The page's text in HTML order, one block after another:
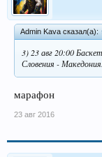
Admin Kava сказал(а):
3) 23 авг 20:00
Словения -
марафон
23 авг 2016